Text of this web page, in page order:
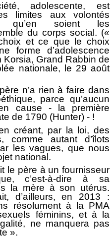
adolescente, est
limites aux volontés
qu’en soient les
du corps social. («
et ce que le choix
forme d’adolescence
Korsia, Grand Rabbin de
nationale, le 29 août
n’a rien à faire dans
parce qu’aucun
cause - la première
de 1790 (Hunter) - !
créant, par la loi, des
comme autant d’îlots
les vagues, que nous
national.
le père à un fournisseur
c’est-à-dire à sa
la mère à son utérus.
d’ailleurs, en 2013 :
résolument à la PMA
féminins, et à la
ne manquera pas
».